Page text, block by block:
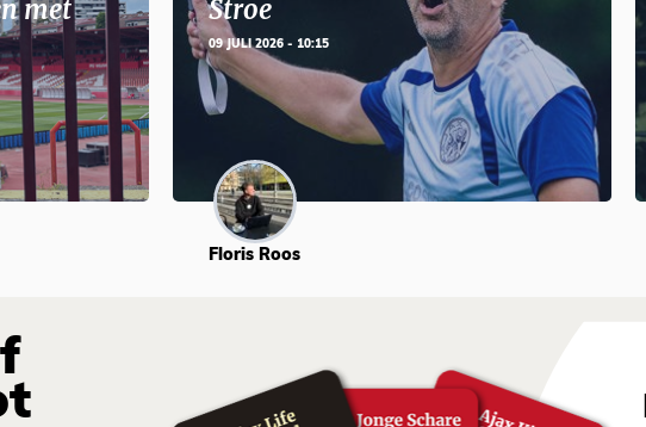
met
Stroe
09 JULI 2026 - 10:15
Floris Roos